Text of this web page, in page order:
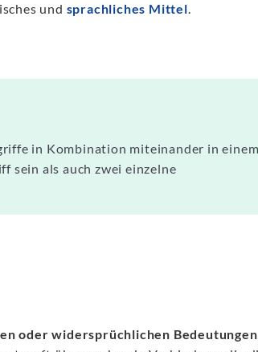
und sprachliches Mittel.
in Kombination miteinander in einem
sein als auch zwei einzelne
oder widersprüchlichen Bedeutungen